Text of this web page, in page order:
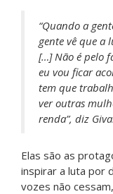
“Quando a
gente vê que a
[…] Não é pelo
eu vou ficar
tem que
ver outras
renda”, diz
Elas são as
inspirar a luta por
vozes não